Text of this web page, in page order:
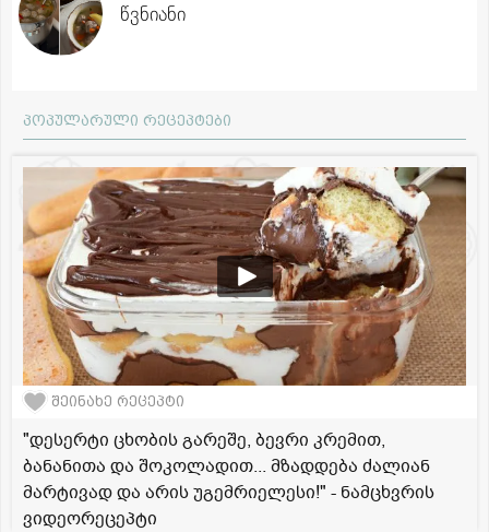
წვნიანი
პოპულარული რეცეპტები
შეინახე რეცეპტი
"დესერტი ცხობის გარეშე, ბევრი კრემით,
ბანანითა და შოკოლადით... მზადდება ძალიან
მარტივად და არის უგემრიელესი!" - ნამცხვრის
ვიდეორეცეპტი